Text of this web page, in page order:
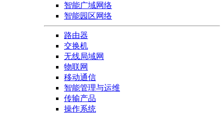
智能广域网络
智能园区网络
路由器
交换机
无线局域网
物联网
移动通信
智能管理与运维
传输产品
操作系统